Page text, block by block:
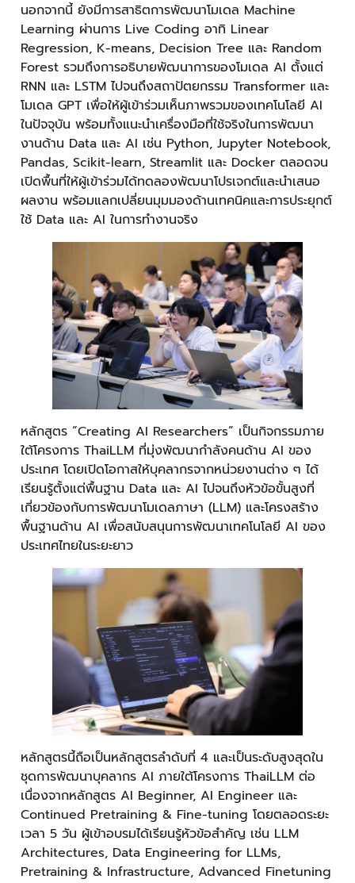
นอกจากนี้ ยังมีการสาธิตการพัฒนาโมเดล Machine
Learning ผ่านการ Live Coding อาทิ Linear
Regression, K-means, Decision Tree และ Random
Forest รวมถึงการอธิบายพัฒนาการของโมเดล AI ตั้งแต่
RNN และ LSTM ไปจนถึงสถาปัตยกรรม Transformer และ
โมเดล GPT เพื่อให้ผู้เข้าร่วมเห็นภาพรวมของเทคโนโลยี AI
ในปัจจุบัน พร้อมทั้งแนะนำเครื่องมือที่ใช้จริงในการพัฒนา
งานด้าน Data และ AI เช่น Python, Jupyter Notebook,
Pandas, Scikit-learn, Streamlit และ Docker ตลอดจน
เปิดพื้นที่ให้ผู้เข้าร่วมได้ทดลองพัฒนาโปรเจกต์และนำเสนอ
ผลงาน พร้อมแลกเปลี่ยนมุมมองด้านเทคนิคและการประยุกต์
ใช้ Data และ AI ในการทำงานจริง
หลักสูตร “Creating AI Researchers” เป็นกิจกรรมภาย
ใต้โครงการ ThaiLLM ที่มุ่งพัฒนากำลังคนด้าน AI ของ
ประเทศ โดยเปิดโอกาสให้บุคลากรจากหน่วยงานต่าง ๆ ได้
เรียนรู้ตั้งแต่พื้นฐาน Data และ AI ไปจนถึงหัวข้อขั้นสูงที่
เกี่ยวข้องกับการพัฒนาโมเดลภาษา (LLM) และโครงสร้าง
พื้นฐานด้าน AI เพื่อสนับสนุนการพัฒนาเทคโนโลยี AI ของ
ประเทศไทยในระยะยาว
หลักสูตรนี้ถือเป็นหลักสูตรลำดับที่ 4 และเป็นระดับสูงสุดใน
ชุดการพัฒนาบุคลากร AI ภายใต้โครงการ ThaiLLM ต่อ
เนื่องจากหลักสูตร AI Beginner, AI Engineer และ
Continued Pretraining & Fine-tuning โดยตลอดระยะ
เวลา 5 วัน ผู้เข้าอบรมได้เรียนรู้หัวข้อสำคัญ เช่น LLM
Architectures, Data Engineering for LLMs,
Pretraining & Infrastructure, Advanced Finetuning